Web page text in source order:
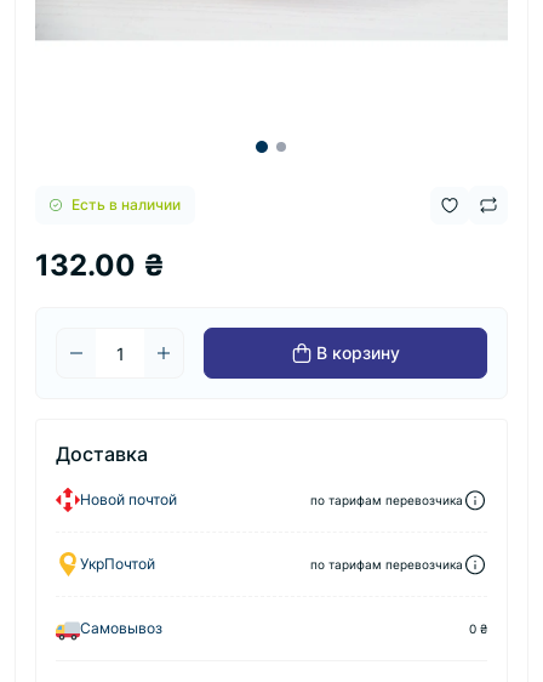
Есть в наличии
132.00 ₴
В корзину
Доставка
Новой почтой по тарифам перевозчика
УкрПочтой по тарифам перевозчика
Самовывоз 0 ₴